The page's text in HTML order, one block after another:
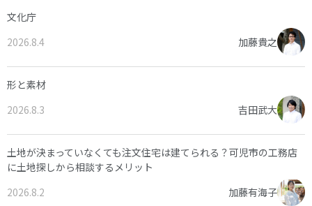
文化庁
2026.8.4
加藤貴之
形と素材
2026.8.3
吉田武大
土地が決まっていなくても注文住宅は建てられる？可児市の工務店
に土地探しから相談するメリット
2026.8.2
加藤有海子